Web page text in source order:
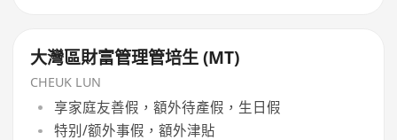
大灣區財富管理管培生 (MT)
CHEUK LUN
享家庭友善假，額外待產假，生日假
特别/额外事假，額外津貼